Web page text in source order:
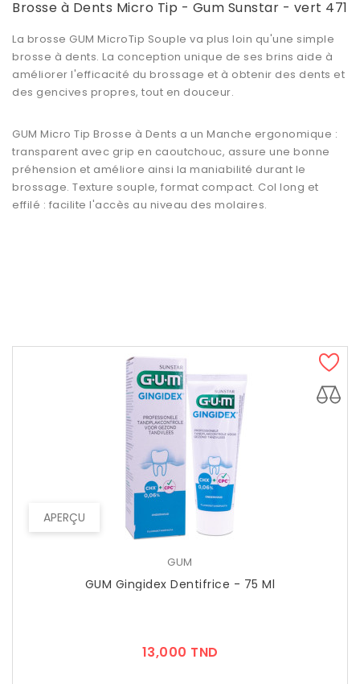
Brosse à Dents Micro Tip - Gum Sunstar - vert 471
La brosse GUM MicroTip Souple va plus loin qu'une simple
brosse à dents. La conception unique de ses brins aide à
améliorer l'efficacité du brossage et à obtenir des dents et
des gencives propres, tout en douceur.
GUM Micro Tip Brosse à Dents a un Manche ergonomique :
transparent avec grip en caoutchouc, assure une bonne
préhension et améliore ainsi la maniabilité durant le
brossage. Texture souple, format compact. Col long et
effilé : facilite l'accès au niveau des molaires.
APERÇU
GUM
GUM Gingidex Dentifrice - 75 Ml
13,000 TND